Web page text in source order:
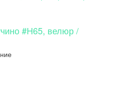
#H65, велюр /